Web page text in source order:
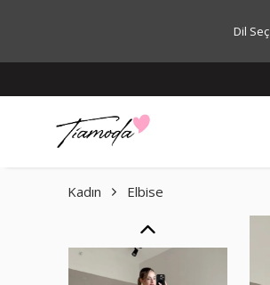
Dil Seç
Kadın Elbise